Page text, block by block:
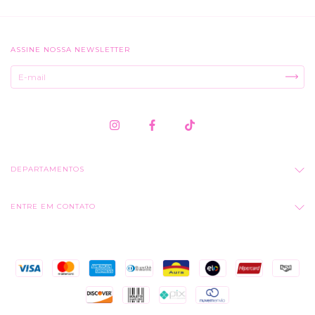
ASSINE NOSSA NEWSLETTER
DEPARTAMENTOS
ENTRE EM CONTATO